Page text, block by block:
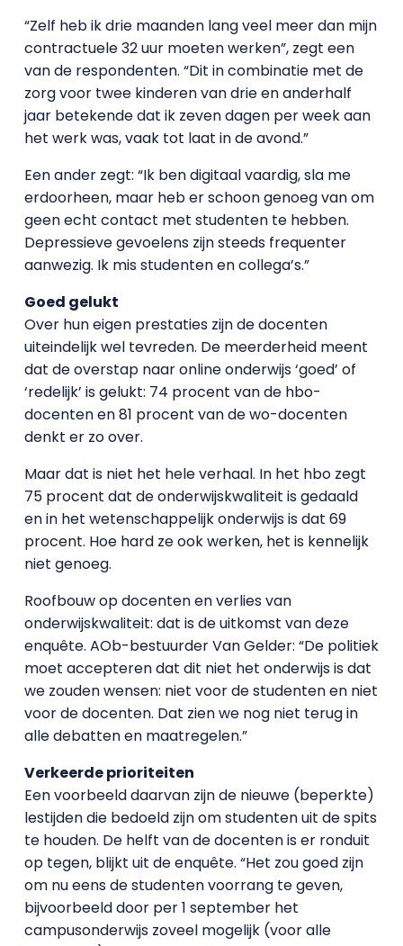
“Zelf heb ik drie maanden lang veel meer dan mijn
contractuele 32 uur moeten werken”, zegt een
van de respondenten. “Dit in combinatie met de
zorg voor twee kinderen van drie en anderhalf
jaar betekende dat ik zeven dagen per week aan
het werk was, vaak tot laat in de avond.”
Een ander zegt: “Ik ben digitaal vaardig, sla me
erdoorheen, maar heb er schoon genoeg van om
geen echt contact met studenten te hebben.
Depressieve gevoelens zijn steeds frequenter
aanwezig. Ik mis studenten en collega’s.”
Goed gelukt
Over hun eigen prestaties zijn de docenten
uiteindelijk wel tevreden. De meerderheid meent
dat de overstap naar online onderwijs ‘goed’ of
‘redelijk’ is gelukt: 74 procent van de hbo-
docenten en 81 procent van de wo-docenten
denkt er zo over.
Maar dat is niet het hele verhaal. In het hbo zegt
75 procent dat de onderwijskwaliteit is gedaald
en in het wetenschappelijk onderwijs is dat 69
procent. Hoe hard ze ook werken, het is kennelijk
niet genoeg.
Roofbouw op docenten en verlies van
onderwijskwaliteit: dat is de uitkomst van deze
enquête. AOb-bestuurder Van Gelder: “De politiek
moet accepteren dat dit niet het onderwijs is dat
we zouden wensen: niet voor de studenten en niet
voor de docenten. Dat zien we nog niet terug in
alle debatten en maatregelen.”
Verkeerde prioriteiten
Een voorbeeld daarvan zijn de nieuwe (beperkte)
lestijden die bedoeld zijn om studenten uit de spits
te houden. De helft van de docenten is er ronduit
op tegen, blijkt uit de enquête. “Het zou goed zijn
om nu eens de studenten voorrang te geven,
bijvoorbeeld door per 1 september het
campusonderwijs zoveel mogelijk (voor alle